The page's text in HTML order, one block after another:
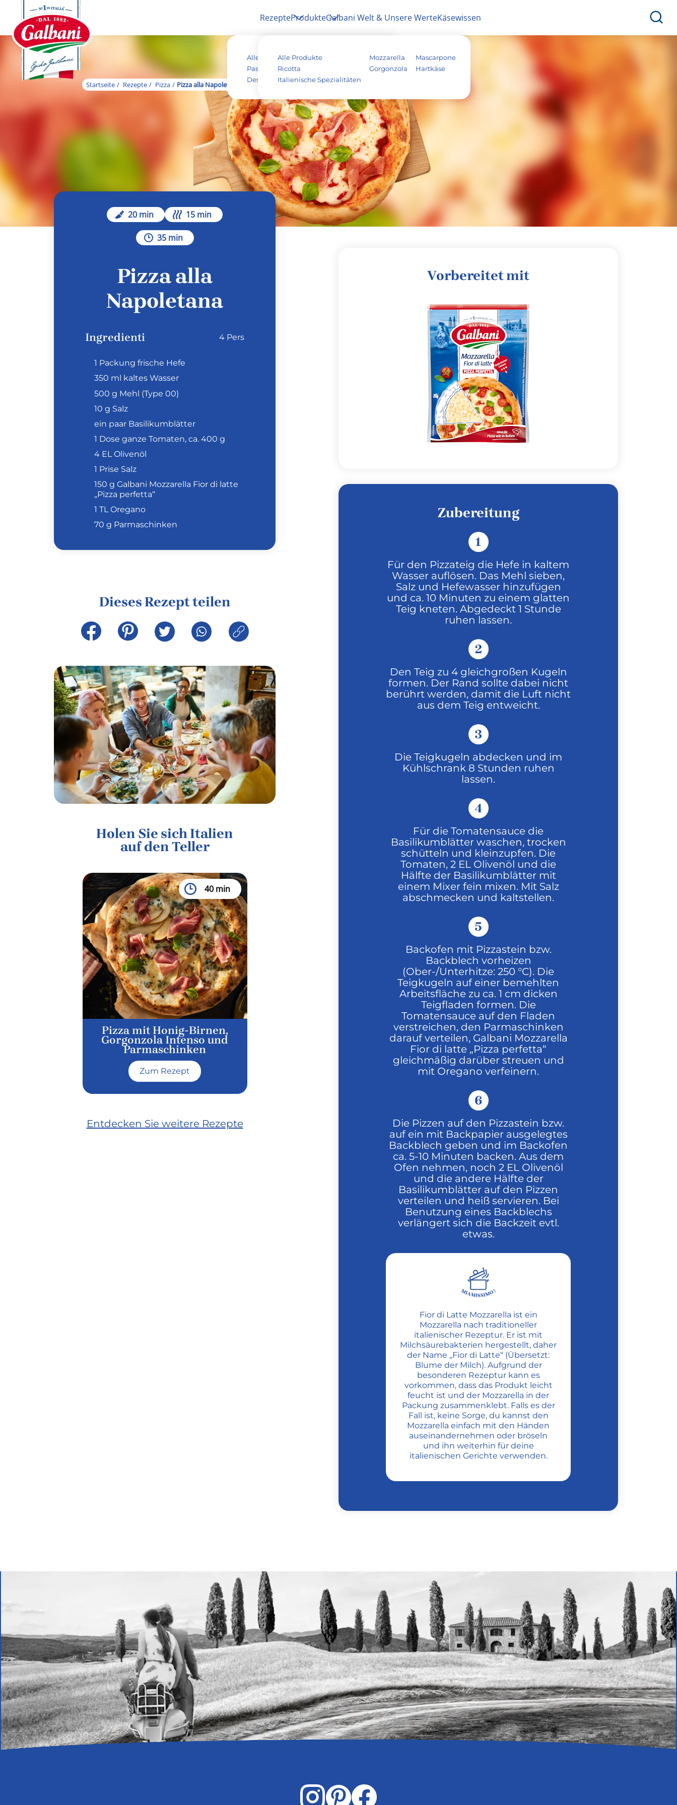
Rezepte
Alle Rezepte Antipasti
Pasta & Aufläufe
Dessert
Tiramisu Vegetarisch
Produkte
Alle Produkte Mozzarella
Mascarpone
Ricotta
Gorgonzola
Hartkäse
Italienische Spezialitäten
Galbani Welt & Unsere WerteKäsewissen
Startseite Rezepte Pizza Pizza alla Napoletana
20 min 15 min
35 min
Pizza alla
Napoletana
Ingredienti 4 Pers
1 Packung frische Hefe
350 ml kaltes Wasser
500 g Mehl (Type 00)
10 g Salz
ein paar Basilikumblätter
1 Dose ganze Tomaten, ca. 400 g
4 EL Olivenöl
1 Prise Salz
150 g Galbani Mozzarella Fior di latte
„Pizza perfetta“
1 TL Oregano
70 g Parmaschinken
Dieses Rezept teilen
Holen Sie sich Italien
auf den Teller
40 min
Pizza mit Honig-Birnen,
Gorgonzola Intenso und
Parmaschinken
Zum Rezept
Entdecken Sie weitere Rezepte
Vorbereitet mit
Zubereitung
1
Für den Pizzateig die Hefe in kaltem
Wasser auflösen. Das Mehl sieben,
Salz und Hefewasser hinzufügen
und ca. 10 Minuten zu einem glatten
Teig kneten. Abgedeckt 1 Stunde
ruhen lassen.
2
Den Teig zu 4 gleichgroßen Kugeln
formen. Der Rand sollte dabei nicht
berührt werden, damit die Luft nicht
aus dem Teig entweicht.
3
Die Teigkugeln abdecken und im
Kühlschrank 8 Stunden ruhen
lassen.
4
Für die Tomatensauce die
Basilikumblätter waschen, trocken
schütteln und kleinzupfen. Die
Tomaten, 2 EL Olivenöl und die
Hälfte der Basilikumblätter mit
einem Mixer fein mixen. Mit Salz
abschmecken und kaltstellen.
5
Backofen mit Pizzastein bzw.
Backblech vorheizen
(Ober-/Unterhitze: 250 °C). Die
Teigkugeln auf einer bemehlten
Arbeitsfläche zu ca. 1 cm dicken
Teigfladen formen. Die
Tomatensauce auf den Fladen
verstreichen, den Parmaschinken
darauf verteilen, Galbani Mozzarella
Fior di latte „Pizza perfetta“
gleichmäßig darüber streuen und
mit Oregano verfeinern.
6
Die Pizzen auf den Pizzastein bzw.
auf ein mit Backpapier ausgelegtes
Backblech geben und im Backofen
ca. 5-10 Minuten backen. Aus dem
Ofen nehmen, noch 2 EL Olivenöl
und die andere Hälfte der
Basilikumblätter auf den Pizzen
verteilen und heiß servieren. Bei
Benutzung eines Backblechs
verlängert sich die Backzeit evtl.
etwas.
Fior di Latte Mozzarella ist ein
Mozzarella nach traditioneller
italienischer Rezeptur. Er ist mit
Milchsäurebakterien hergestellt, daher
der Name „Fior di Latte“ (Übersetzt:
Blume der Milch). Aufgrund der
besonderen Rezeptur kann es
vorkommen, dass das Produkt leicht
feucht ist und der Mozzarella in der
Packung zusammenklebt. Falls es der
Fall ist, keine Sorge, du kannst den
Mozzarella einfach mit den Händen
auseinandernehmen oder bröseln
und ihn weiterhin für deine
italienischen Gerichte verwenden.